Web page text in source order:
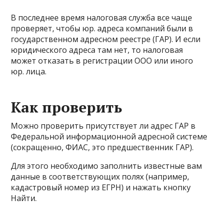
В последнее время налоговая служба все чаще
проверяет, чтобы юр. адреса компаний были в
государственном адресном реестре (ГАР). И если
юридического адреса там нет, то налоговая
может отказать в регистрации ООО или иного
юр. лица.
Как проверить
Можно проверить присутствует ли адрес ГАР в
Федеральной информационной адресной системе
(сокращенно, ФИАС, это предшественник ГАР).
Для этого необходимо заполнить известные вам
данные в соответствующих полях (например,
кадастровый номер из ЕГРН) и нажать кнопку
Найти.